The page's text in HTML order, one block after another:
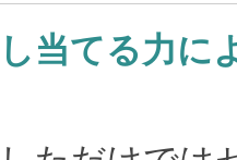
当てる力に